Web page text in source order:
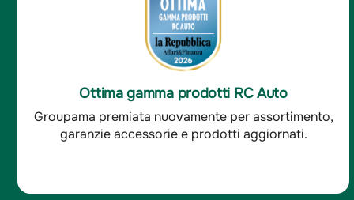
Ottima gamma prodotti RC Auto
Groupama premiata nuovamente per assortimento,
garanzie accessorie e prodotti aggiornati.